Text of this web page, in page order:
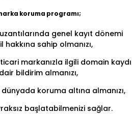
koruma programı;
genel kayıt dönemi
sahip olmanızı,
markanızla ilgili domain kaydı
bildirim almanızı,
koruma altına almanızı,
başlatabilmenizi sağlar.